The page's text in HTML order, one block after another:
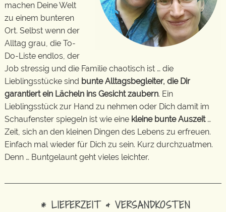
machen Deine Welt
zu einem bunteren
Ort. Selbst wenn der
Alltag grau, die To-
Do-Liste endlos, der
Job stressig und die Familie chaotisch ist … die
Lieblingsstücke sind bunte Alltagsbegleiter, die Dir
garantiert ein Lächeln ins Gesicht zaubern. Ein
Lieblingsstück zur Hand zu nehmen oder Dich damit im
Schaufenster spiegeln ist wie eine kleine bunte Auszeit…
Zeit, sich an den kleinen Dingen des Lebens zu erfreuen.
Einfach mal wieder für Dich zu sein. Kurz durchzuatmen.
Denn … Buntgelaunt geht vieles leichter.
* LIEFERZEIT & VERSANDKOSTEN